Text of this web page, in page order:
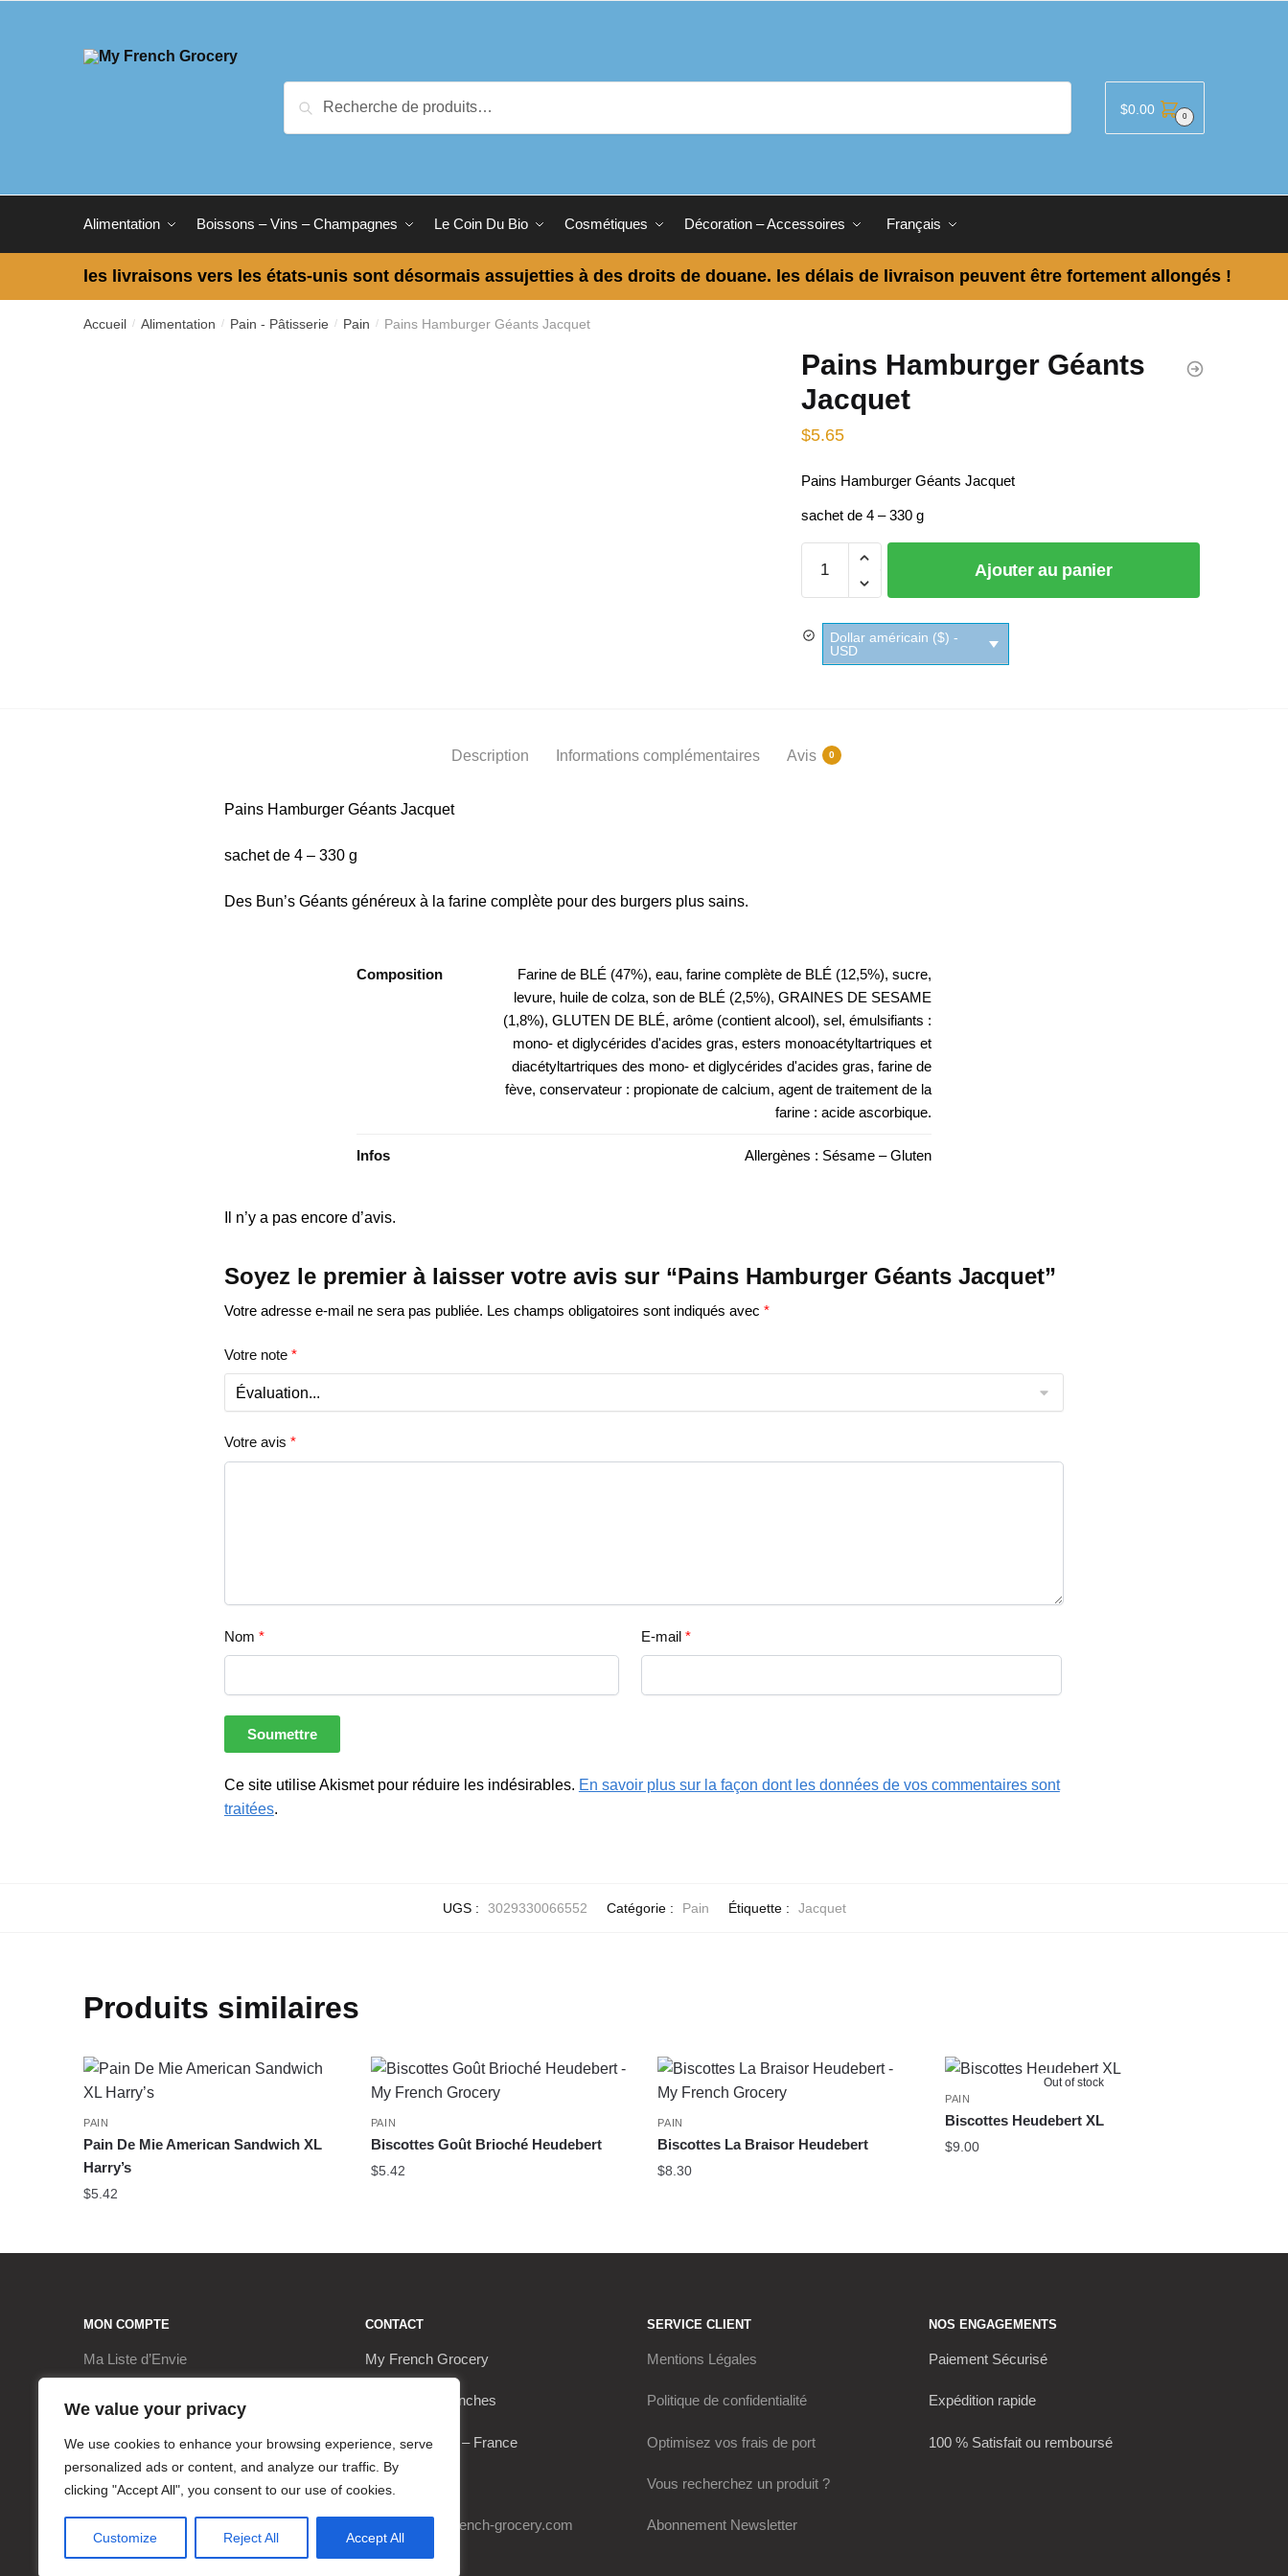
We value your privacy
We use cookies to enhance your browsing experience, serve
personalized ads or content, and analyze our traffic. By
clicking "Accept All", you consent to our use of cookies.
Customize Reject All Accept All
pour :
Recherche $0.00 0
Alimentation Boissons – Vins – Champagnes Le Coin Du Bio Cosmétiques Décoration – Accessoires Français
les livraisons vers les états-unis sont désormais assujetties à des droits de douane. les délais de livraison peuvent être fortement allongés !
Accueil / Alimentation / Pain - Pâtisserie / Pain / Pains Hamburger Géants Jacquet
Pains Hamburger Géants
Jacquet
$5.65
Pains Hamburger Géants Jacquet
sachet de 4 – 330 g
Pains
Hamburger
Géants
Ajouter au panier
Dollar américain ($) -
USD
Description Informations complémentaires Avis 0
Pains Hamburger Géants Jacquet
sachet de 4 – 330 g
Des Bun’s Géants généreux à la farine complète pour des burgers plus sains.
Composition
Farine de BLÉ (47%), eau, farine complète de BLÉ (12,5%), sucre,
levure, huile de colza, son de BLÉ (2,5%), GRAINES DE SESAME
(1,8%), GLUTEN DE BLÉ, arôme (contient alcool), sel, émulsifiants :
mono- et diglycérides d'acides gras, esters monoacétyltartriques et
diacétyltartriques des mono- et diglycérides d'acides gras, farine de
fève, conservateur : propionate de calcium, agent de traitement de la
farine : acide ascorbique.
Infos Allergènes : Sésame – Gluten
Il n’y a pas encore d’avis.
Soyez le premier à laisser votre avis sur “Pains Hamburger Géants Jacquet”
Votre adresse e-mail ne sera pas publiée. Les champs obligatoires sont indiqués avec *
Votre note *
Votre avis *
Nom * E-mail*
Ce site utilise Akismet pour réduire les indésirables. En savoir plus sur la façon dont les données de vos commentaires sont
traitées.
UGS : 3029330066552 Catégorie : Pain Étiquette : Jacquet
Produits similaires
PAIN
Pain De Mie American Sandwich XL
Harry’s
$5.42
PAIN
Biscottes Goût Brioché Heudebert
$5.42
PAIN
Biscottes La Braisor Heudebert
$8.30
Out of stock
PAIN
Biscottes Heudebert XL
$9.00
MON COMPTE
Ma Liste d’Envie
Paiement
Mon Compte
Panier
CONTACT
My French Grocery
9, Rue des Franches
17290 Le Thou – France
+33620630649
contact@my-french-grocery.com
SERVICE CLIENT
Mentions Légales
Politique de confidentialité
Optimisez vos frais de port
Vous recherchez un produit ?
Abonnement Newsletter
NOS ENGAGEMENTS
Paiement Sécurisé
Expédition rapide
100 % Satisfait ou remboursé